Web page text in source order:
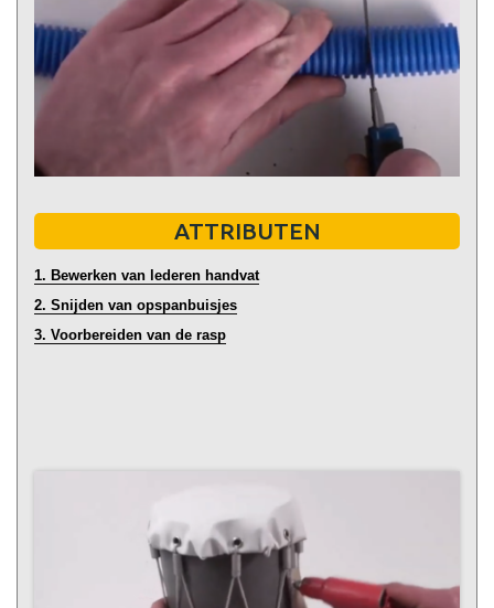
ATTRIBUTEN
1. Bewerken van lederen handvat
2. Snijden van opspanbuisjes
3. Voorbereiden van de rasp